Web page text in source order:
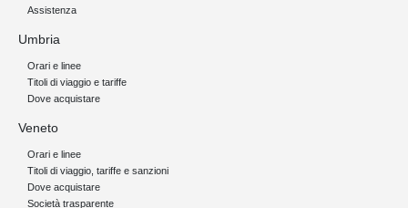
Assistenza
Umbria
Orari e linee
Titoli di viaggio e tariffe
Dove acquistare
Veneto
Orari e linee
Titoli di viaggio, tariffe e sanzioni
Dove acquistare
Società trasparente